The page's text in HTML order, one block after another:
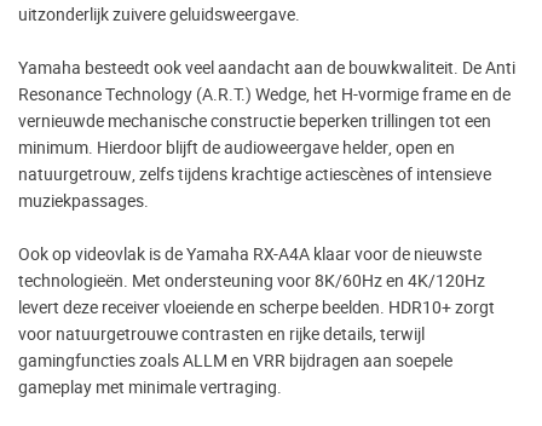
uitzonderlijk zuivere geluidsweergave.
Yamaha besteedt ook veel aandacht aan de bouwkwaliteit. De Anti
Resonance Technology (A.R.T.) Wedge, het H-vormige frame en de
vernieuwde mechanische constructie beperken trillingen tot een
minimum. Hierdoor blijft de audioweergave helder, open en
natuurgetrouw, zelfs tijdens krachtige actiescènes of intensieve
muziekpassages.
Ook op videovlak is de Yamaha RX-A4A klaar voor de nieuwste
technologieën. Met ondersteuning voor 8K/60Hz en 4K/120Hz
levert deze receiver vloeiende en scherpe beelden. HDR10+ zorgt
voor natuurgetrouwe contrasten en rijke details, terwijl
gamingfuncties zoals ALLM en VRR bijdragen aan soepele
gameplay met minimale vertraging.